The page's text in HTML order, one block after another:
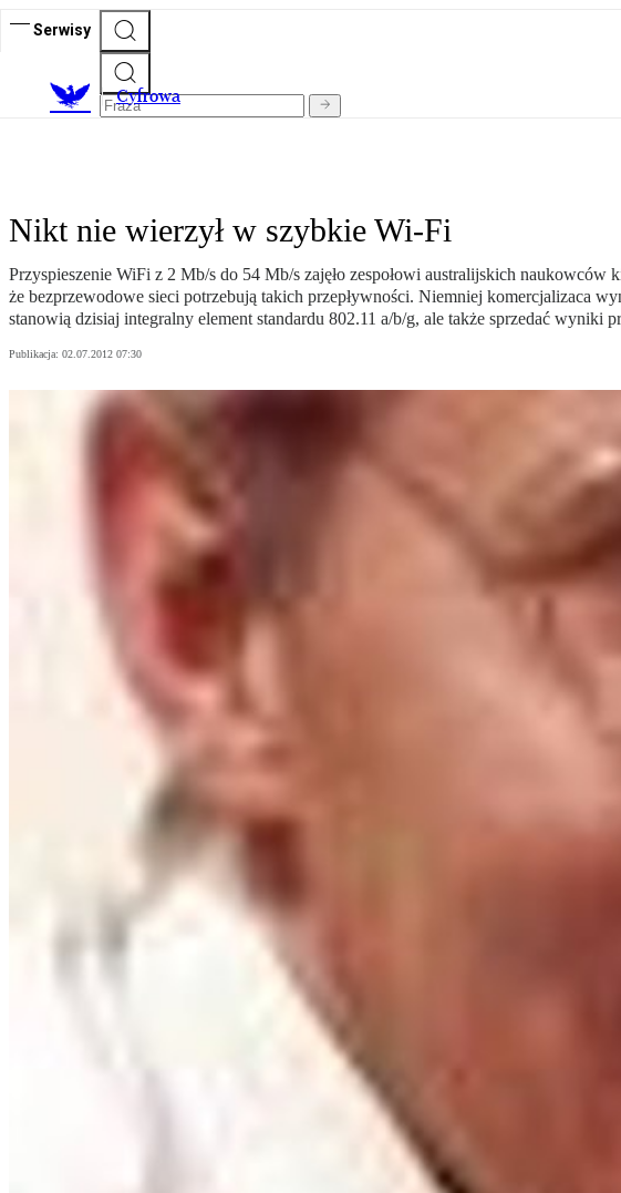
Serwisy
Cyfrowa
Nikt nie wierzył w szybkie Wi-Fi
Przyspieszenie WiFi z 2 Mb/s do 54 Mb/s zajęło zespołowi australijskich naukowców
że bezprzewodowe sieci potrzebują takich przepływności. Niemniej komercjalizaca
stanowią dzisiaj integralny element standardu 802.11 a/b/g, ale także sprzedać wyniki
Publikacja: 02.07.2012 07:30